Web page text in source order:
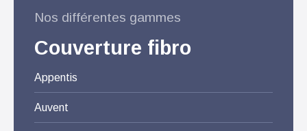
Nos différentes gammes
Couverture fibro
Appentis
Auvent